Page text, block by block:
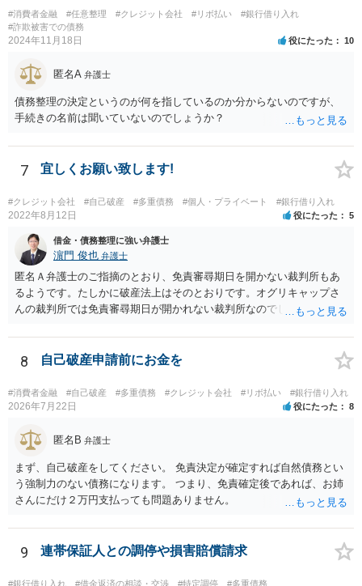
#消費者金融 #任意整理 #クレジット会社 #リボ払い
#銀行借り入れ
#詐欺被害での債務
2024年11月18日 役にたった 10
匿名A 弁護士
債務整理の決定というのが何を指しているのか分からないのですが、
手続きの名前は聞いていないのでしょうか？
7 宜しくお願い致します!
#クレジット会社 #自己破産 #多重債務 #個人・プライベート #銀行借り入れ
2022年8月12日 役にたった 5
借金・債務整理に強い弁護士
濵門 俊也 弁護士
匿名Ａ弁護士のご指摘のとおり、免責審尋期日を開かない裁判所もあ
るようです。たしかに破産法上はそのとおりです。オグリキャップさ
んの裁判所では免責審尋期日が開かれない裁判所なのでしょう。東京
8 自己破産申請前にお金を
#消費者金融 #自己破産 #多重債務 #クレジット会社 #リボ払い #銀行借り入れ
2026年7月22日 役にたった 8
匿名B 弁護士
まず、自己破産をしてください。 免責決定が確定すれば自然債務とい
う強制力のない債務になります。 つまり、免責確定後であれば、お姉
さんにだけ２万円支払っても問題ありません。
9 連帯保証人との調停や損害賠償請求
#銀行借り入れ #借金返済の相談・交渉 #特定調停
#多重債務